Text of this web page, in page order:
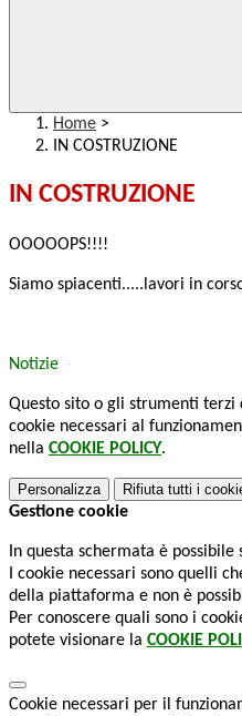
Home >
IN COSTRUZIONE
IN COSTRUZIONE
OOOOOPS!!!!
Siamo spiacenti.....lavori in
Notizie
Questo sito o gli strumenti terzi
cookie necessari al
nella COOKIE POLICY.
Personalizza Rifiuta tutti i
Gestione cookie
In questa schermata è
I cookie necessari sono quelli
della piattaforma e non è
Per conoscere quali sono i
potete visionare la COOKIE
Cookie necessari per il